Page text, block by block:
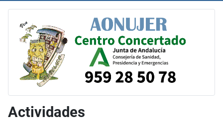
Actividades